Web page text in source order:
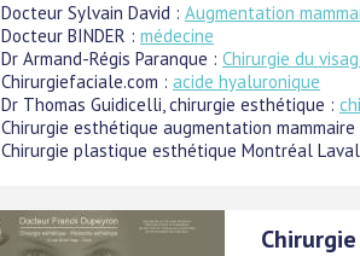
Docteur Sylvain David : Augmentation
Docteur BINDER : médecine
Dr Armand-Régis Paranque : Chirurgie du
Chirurgiefaciale.com : acide hyaluronique
Dr Thomas Guidicelli, chirurgie esthétique :
Chirurgie esthétique augmentation mammaire
Chirurgie plastique esthétique Montréal